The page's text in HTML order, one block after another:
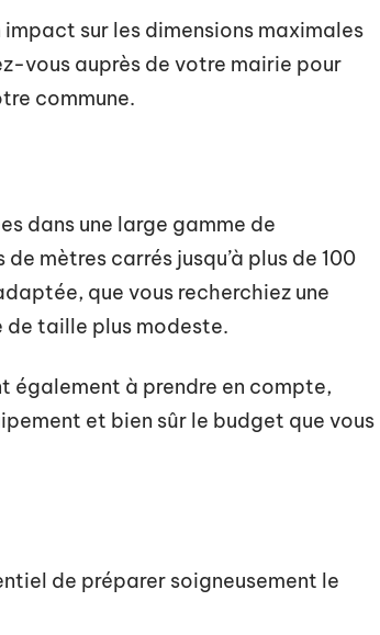
sur les dimensions maximales
vous auprès de votre mairie pour
commune.
dans une large gamme de
mètres carrés jusqu’à plus de 100
que vous recherchiez une
de taille plus modeste.
également à prendre en compte,
et bien sûr le budget que vous
de préparer soigneusement le